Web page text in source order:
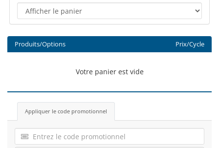
Produits/Options Prix/Cycle
Votre panier est vide
Appliquer le code promotionnel